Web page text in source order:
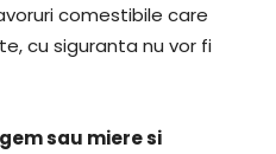
comestibile care
cu siguranta nu vor fi
sau miere si